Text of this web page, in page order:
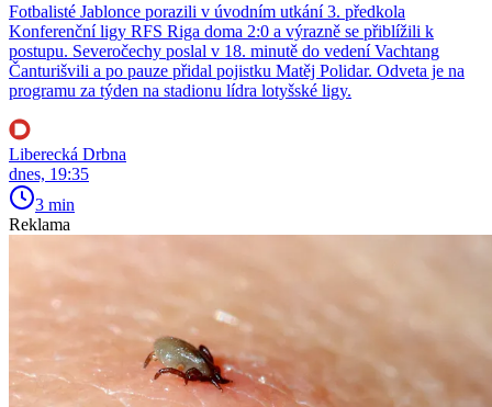
Fotbalisté Jablonce porazili v úvodním utkání 3. předkola
Konferenční ligy RFS Riga doma 2:0 a výrazně se přiblížili k
postupu. Severočechy poslal v 18. minutě do vedení Vachtang
Čanturišvili a po pauze přidal pojistku Matěj Polidar. Odveta je na
programu za týden na stadionu lídra lotyšské ligy.
Liberecká Drbna
dnes, 19:35
3 min
Reklama